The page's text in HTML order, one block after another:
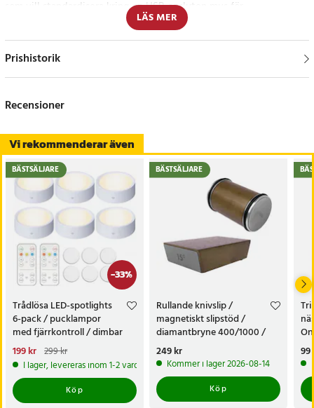
som vill standardisera kring en USB-ansluten mus för
Specifikation
- Nettovikt: 250 g
Artikelnummer:API-HER-178737
LÄS MER
Prishistorik
Vi rekommenderar även
-33%
BÄSTSÄLJARE
Trådlösa LED-spotlights
6-pack / pucklampor
med fjärrkontroll / dimbar
skåpbelysning
Nuvarande pris
199 krTidigare pris:299 kr
199 kr 299 kr
I lager, levereras inom 1-2 vardagar
Köp
BÄSTSÄLJARE
Rullande knivslip /
magnetiskt slipstöd /
diamantbryne 400/1000 /
knivvässare med fasta vinklar
Pris:249 kr
249 kr
Kommer i lager 2026-08-14
Köp
99
Recensioner